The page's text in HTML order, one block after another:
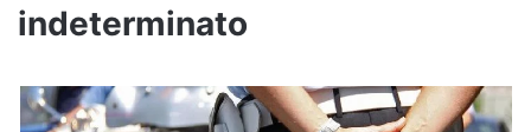
indeterminato